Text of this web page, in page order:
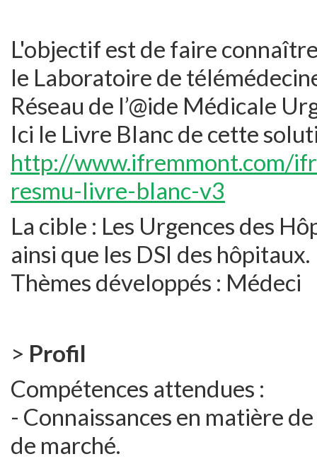
L'objectif est de faire
le Laboratoire de
Réseau de l’@ide Médicale
Ici le Livre Blanc de cette
http://www.ifremmont.com/
resmu-livre-blanc-v3
La cible : Les Urgences des
ainsi que les DSI des hôpitaux.
Thèmes développés : Médeci
> Profil
Compétences attendues :
- Connaissances en matière
de marché.